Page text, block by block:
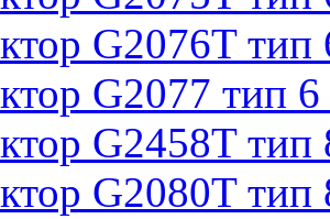
G2076T тип
G2077 тип 6
G2458T тип
G2080T тип